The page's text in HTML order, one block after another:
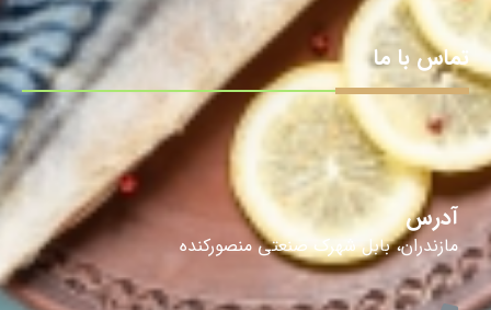
تماس با ما
آدرس
مازندران، بابل شهرک صنعتی منصورکنده